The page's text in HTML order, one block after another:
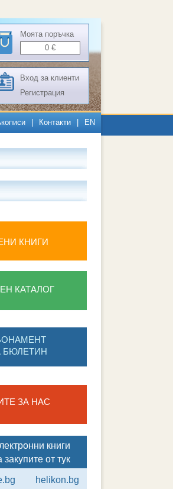
Моята поръчка
0 €
Вход за клиенти
Регистрация
Контакти EN
КНИГИ
КАТАЛОГ
БЮЛЕТИН
ЗА НАС
книги
от тук
helikon.bg